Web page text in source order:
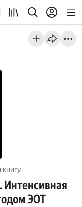
книгу
Интенсивная
ЭОТ